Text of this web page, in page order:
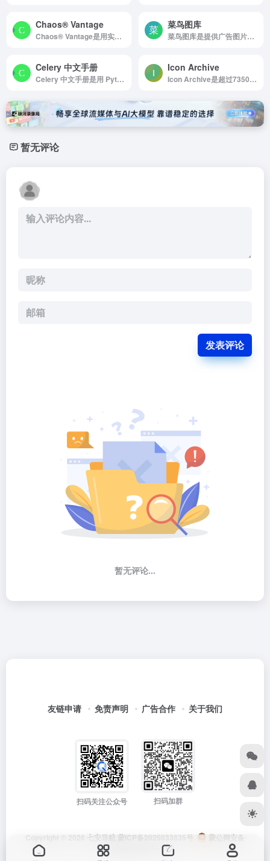
Chaos® Vantage
Chaos® Vantage是用实时光线追踪探索您的最复杂的3D场景
菜鸟图库
菜鸟图库是提供广告图片设计、电商淘宝、企业办公模板
Celery 中文手册
Celery 中文手册是用 Python 编写的，但协议可以用任何语言实现
Icon Archive
Icon Archive是超过735000个免费图标
暂无评论
发表评论
暂无评论...
友链申请 免责声明 广告合作 关于我们
扫码关注公众号 扫码加群
Copyright © 2026 七安导航 蒙ICP备2025033835号
蒙公网安备
15012202000171号